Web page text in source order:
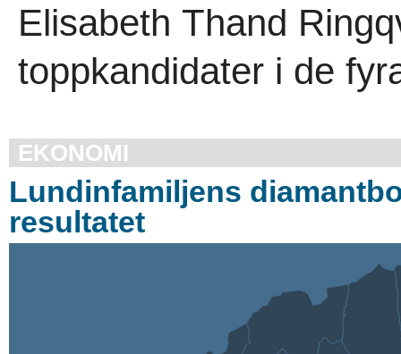
Elisabeth Thand
toppkandidater i de
EKONOMI
Lundinfamiljens
resultatet